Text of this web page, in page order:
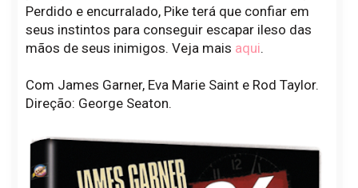
Perdido e encurralado, Pike terá que confiar em
seus instintos para conseguir escapar ileso das
mãos de seus inimigos. Veja mais aqui.
Com James Garner, Eva Marie Saint e Rod Taylor.
Direção: George Seaton.